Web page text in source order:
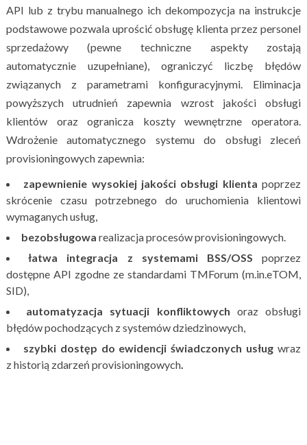
API lub z trybu manualnego ich dekompozycja na instrukcje
podstawowe pozwala uprościć obsługę klienta przez personel
sprzedażowy (pewne techniczne aspekty zostają
automatycznie uzupełniane), ograniczyć liczbę błędów
związanych z parametrami konfiguracyjnymi. Eliminacja
powyższych utrudnień zapewnia wzrost jakości obsługi
klientów oraz ogranicza koszty wewnętrzne operatora.
Wdrożenie automatycznego systemu do obsługi zleceń
provisioningowych zapewnia:
zapewnienie wysokiej jakości obsługi klienta poprzez
skrócenie czasu potrzebnego do uruchomienia klientowi
wymaganych usług,
bezobsługowa realizacja procesów provisioningowych.
łatwa integracja z systemami BSS/OSS poprzez
dostępne API zgodne ze standardami TMForum (m.in.eTOM,
SID),
automatyzacja sytuacji konfliktowych oraz obsługi
błędów pochodzących z systemów dziedzinowych,
szybki dostęp do ewidencji świadczonych usług wraz
z historią zdarzeń provisioningowych.